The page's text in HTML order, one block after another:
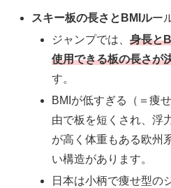
スキー板の長さとBMIルー
ジャンプでは、身長と
使用できる板の長さが
す。
BMIが低すぎる（＝痩
由で板を短くされ、浮
が高く体重もある欧州
い構造があります。
日本は小柄で痩せ型の